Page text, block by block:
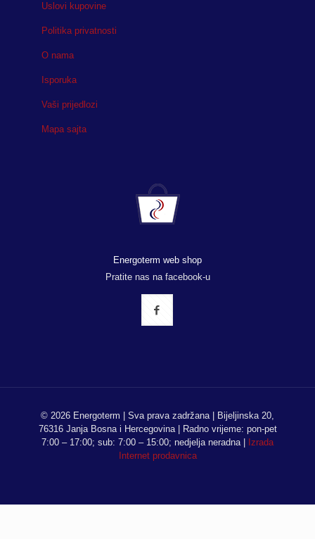
Uslovi kupovine
Politika privatnosti
O nama
Isporuka
Vaši prijedlozi
Mapa sajta
Energoterm web shop
Pratite nas na facebook-u
© 2026 Energoterm | Sva prava zadržana | Bijeljinska 20,
76316 Janja Bosna i Hercegovina | Radno vrijeme: pon-pet
7:00 – 17:00; sub: 7:00 – 15:00; nedjelja neradna |
Izrada
Internet prodavnica